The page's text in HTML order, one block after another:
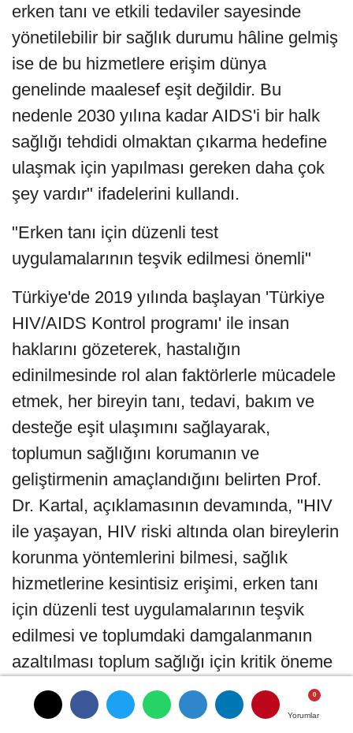
Yorumlar
Yorumlar
Yorumlar
erken tanı ve etkili tedaviler sayesinde
yönetilebilir bir sağlık durumu hâline gelmiş
ise de bu hizmetlere erişim dünya
genelinde maalesef eşit değildir. Bu
nedenle 2030 yılına kadar AIDS'i bir halk
sağlığı tehdidi olmaktan çıkarma hedefine
ulaşmak için yapılması gereken daha çok
şey vardır" ifadelerini kullandı.
"Erken tanı için düzenli test
uygulamalarının teşvik edilmesi önemli"
Türkiye'de 2019 yılında başlayan 'Türkiye
HIV/AIDS Kontrol programı' ile insan
haklarını gözeterek, hastalığın
edinilmesinde rol alan faktörlerle mücadele
etmek, her bireyin tanı, tedavi, bakım ve
desteğe eşit ulaşımını sağlayarak,
toplumun sağlığını korumanın ve
geliştirmenin amaçlandığını belirten Prof.
Dr. Kartal, açıklamasının devamında, "HIV
ile yaşayan, HIV riski altında olan bireylerin
korunma yöntemlerini bilmesi, sağlık
hizmetlerine kesintisiz erişimi, erken tanı
için düzenli test uygulamalarının teşvik
edilmesi ve toplumdaki damgalanmanın
azaltılması toplum sağlığı için kritik öneme
sahiptir. Bu yılın teması 'Tüm Şartlarda
AIDS ile Mücadele Devam' olarak